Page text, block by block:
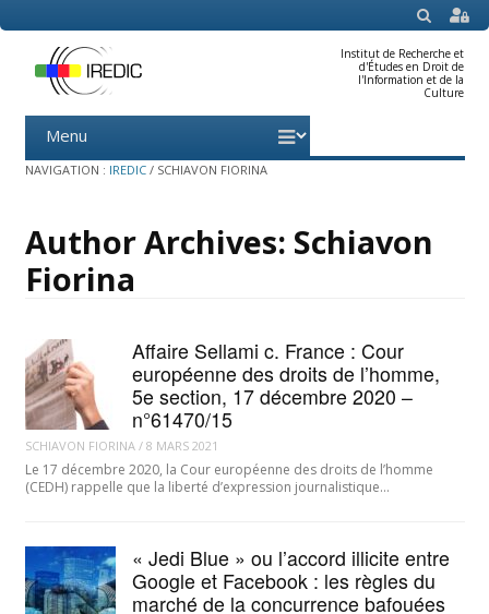
SEARCH
Institut de Recherche et
d'Études en Droit de
l'Information et de la
Culture
Menu
content
NAVIGATION : IREDIC / SCHIAVON FIORINA
Author Archives: Schiavon
Fiorina
Affaire Sellami c. France : Cour
européenne des droits de l’homme,
5e section, 17 décembre 2020 –
n°61470/15
SCHIAVON FIORINA/ 8 MARS 2021
Le 17 décembre 2020, la Cour européenne des droits de l’homme
(CEDH) rappelle que la liberté d’expression journalistique…
« Jedi Blue » ou l’accord illicite entre
Google et Facebook : les règles du
marché de la concurrence bafouées